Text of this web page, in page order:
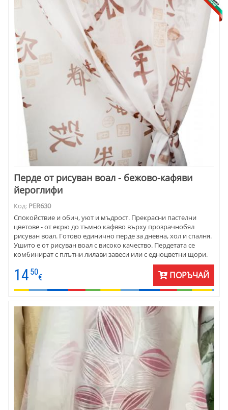
Перде от рисуван воал - бежово-кафяви
йероглифи
Код: PER630
Спокойствие и обич, уют и мъдрост. Прекрасни пастелни
цветове - от екрю до тъмно кафяво върху прозрачнобял
рисуван воал. Готово единично перде за дневна, хол и спалня.
Ушито е от рисуван воал с високо качество. Пердетата се
комбинират с плътни лилави завеси или с едноцветни щори.
14 50
€ ПОРЪЧАЙ